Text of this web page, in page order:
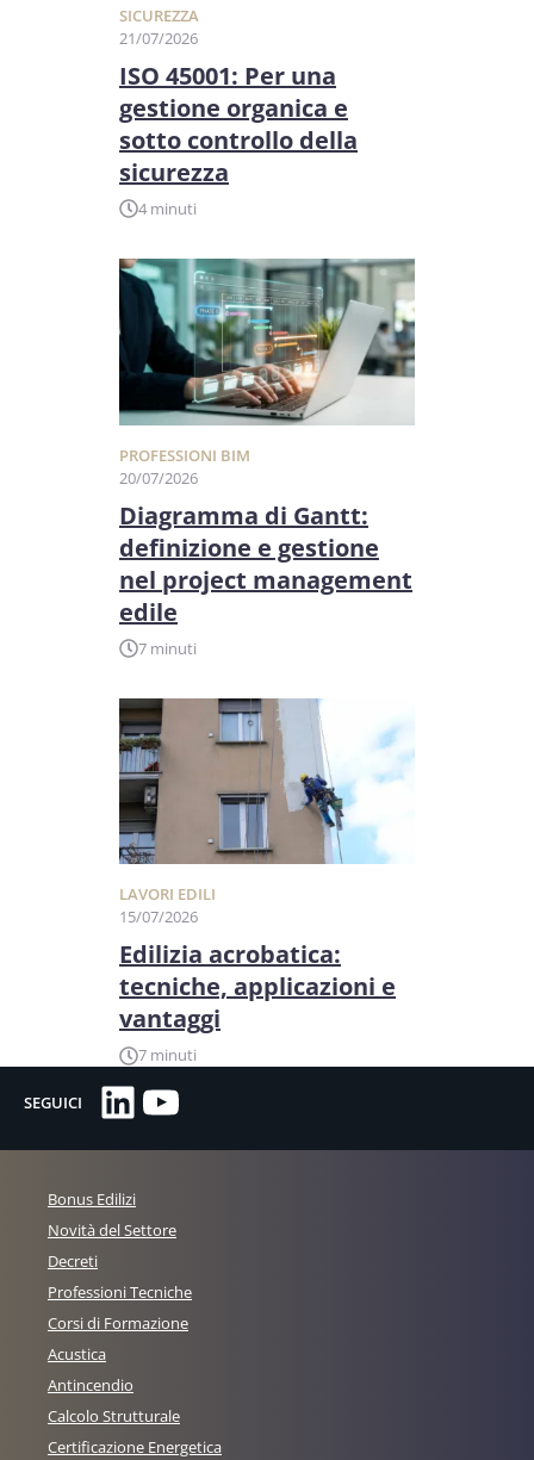
SICUREZZA
21/07/2026
ISO 45001: Per una
gestione organica e
sotto controllo della
sicurezza
4 minuti
PROFESSIONI BIM
20/07/2026
Diagramma di Gantt:
definizione e gestione
nel project management
edile
7 minuti
LAVORI EDILI
15/07/2026
Edilizia acrobatica:
tecniche, applicazioni e
vantaggi
7 minuti
SEGUICI LinkedIn
YouTube
Bonus Edilizi
Novità del Settore
Decreti
Professioni Tecniche
Corsi di Formazione
Acustica
Antincendio
Calcolo Strutturale
Certificazione Energetica